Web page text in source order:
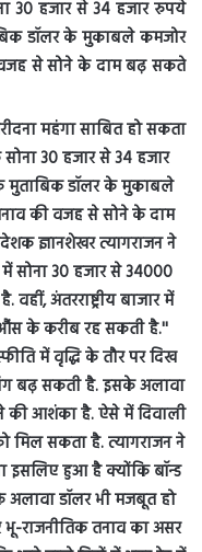
30 हजार से 34 हजार रुपये
डॉलर के मुकाबले कमजोर
वजह से सोने के दाम बढ़ सकते